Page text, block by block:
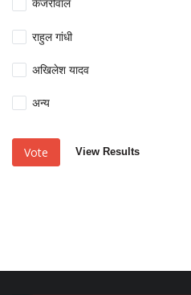
केजरीवाल
राहुल गांधी
अखिलेश यादव
अन्य
Vote View Results